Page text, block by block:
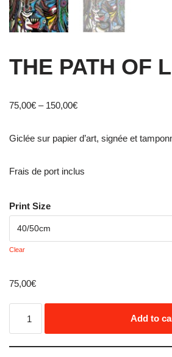
THE PATH OF
75,00€ – 150,00€
Giclée sur papier d’art, signée et
Frais de port inclus
Print Size
Clear
75,00€
Add to